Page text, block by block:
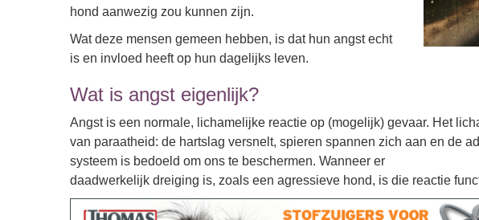
hond aanwezig zou kunnen zijn.
Wat deze mensen gemeen hebben, is dat hun angst echt
is en invloed heeft op hun dagelijks leven.
Wat is angst eigenlijk?
Angst is een normale, lichamelijke reactie op (mogelijk) gevaar. Het
van paraatheid: de hartslag versnelt, spieren spannen zich aan en de
systeem is bedoeld om ons te beschermen. Wanneer er
daadwerkelijk dreiging is, zoals een agressieve hond, is die reactie